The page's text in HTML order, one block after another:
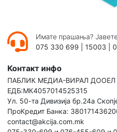
Имате прашања?
075 330 699
15003
Контакт инфо
ПАБЛИК МЕДИА-ВИРАЛ ДООЕЛ
ЕДБ:МК4057014525315
Ул. 50-та Дивизија бр.24а
ПроКредит Банка:
contact@akcija.com.mk